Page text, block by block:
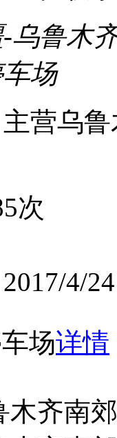
乌鲁木
场
营乌
次
4/24
场详情
木齐南